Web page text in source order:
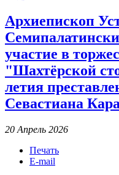
Архиепископ
участие в
"Шахтёрской
летия
Севастиана
20 Апрель 2026
Печать
E-mail